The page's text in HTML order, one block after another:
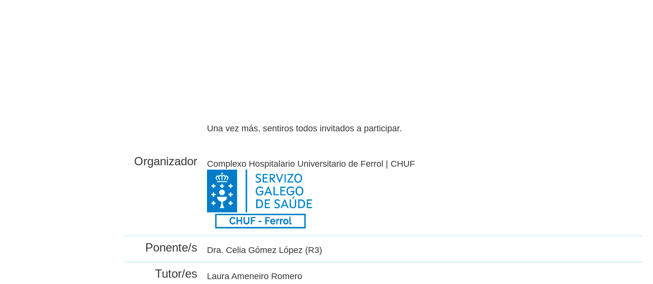
Una vez más, sentiros todos invitados a participar.
Organizador Complexo Hospitalario Universitario de Ferrol | CHUF
Ponente/s Dra. Celia Gómez López (R3)
Tutor/es Laura Ameneiro Romero